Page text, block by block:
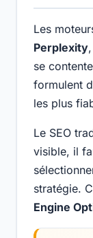
Les
Perplexity,
se
formulent
les plus
Le SEO
visible, il
stratégie.
Engine